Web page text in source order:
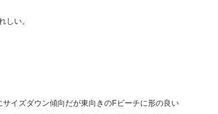
しい。
イズダウン傾向だが東向きのFビーチに形の良い